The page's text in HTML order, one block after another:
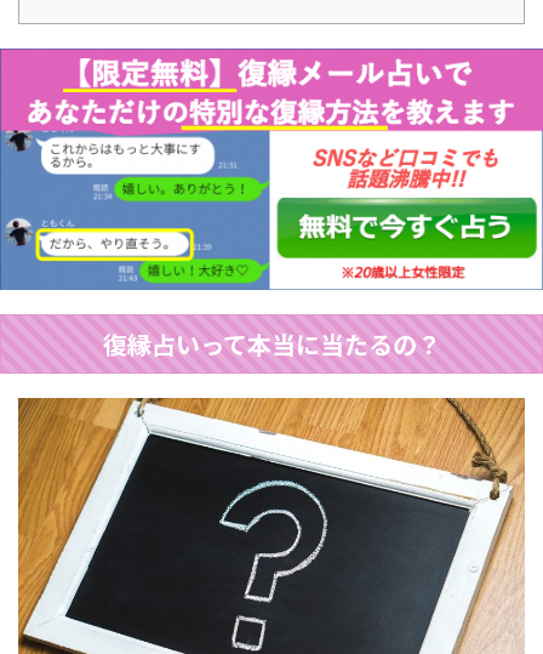
復縁占いって本当に当たるの？